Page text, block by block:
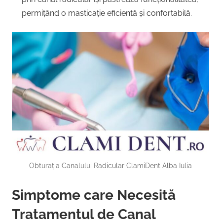
permițând o masticație eficientă și confortabilă.
Obturația Canalului Radicular ClamiDent Alba Iulia
Simptome care Necesită
Tratamentul de Canal